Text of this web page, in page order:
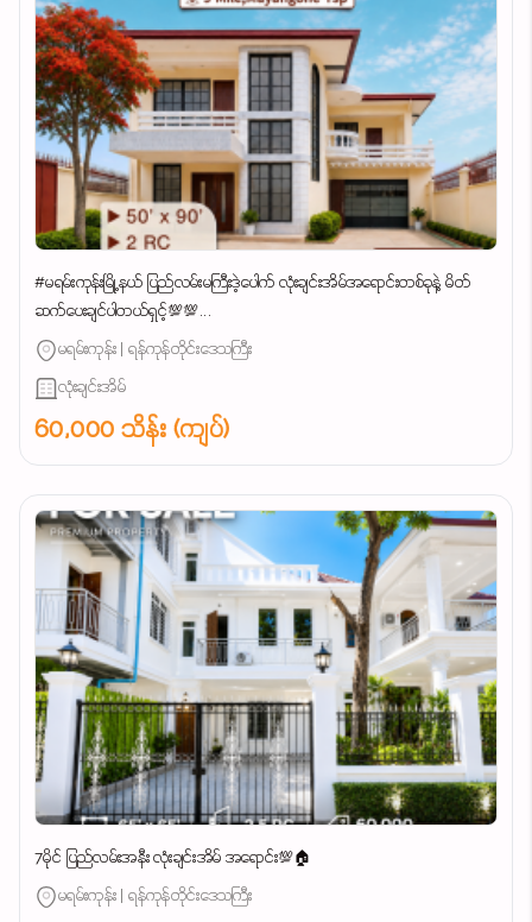
#မရမ်းကုန်းမြို့နယ် ပြည်လမ်းမကြီးဒဲ့ပေါက် လုံးချင်းအိမ်အရောင်းတစ်ခုနဲ့ မိတ်
ဆက်ပေးချင်ပါတယ်ရှင့်💯💯...
မရမ်းကုန်း | ရန်ကုန်တိုင်းဒေသကြီး
လုံးချင်းအိမ်
60,000 သိန်း (ကျပ်)
7မိုင် ပြည်လမ်းအနီး လုံးချင်းအိမ် အရောင်း💯🏠
မရမ်းကုန်း | ရန်ကုန်တိုင်းဒေသကြီး